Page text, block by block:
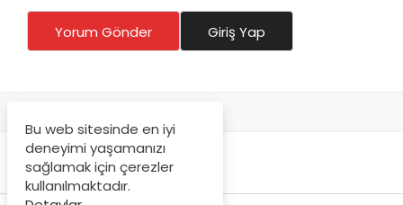
Yorum Gönder Giriş Yap
Bu web sitesinde en iyi
deneyimi yaşamanızı
sağlamak için çerezler
kullanılmaktadır.